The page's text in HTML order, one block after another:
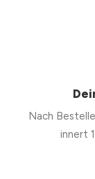
Nach
innert